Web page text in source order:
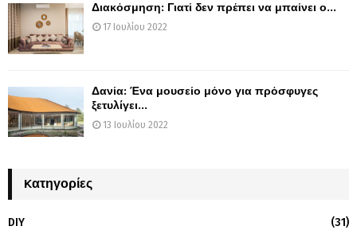
Διακόσμηση: Γιατί δεν πρέπει να μπαίνει ο...
17 Ιουλίου 2022
Δανία: Ένα μουσείο μόνο για πρόσφυγες
ξετυλίγει...
13 Ιουλίου 2022
Kατηγορίες
DIY
(31)